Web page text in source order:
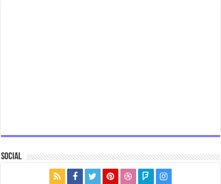
Social